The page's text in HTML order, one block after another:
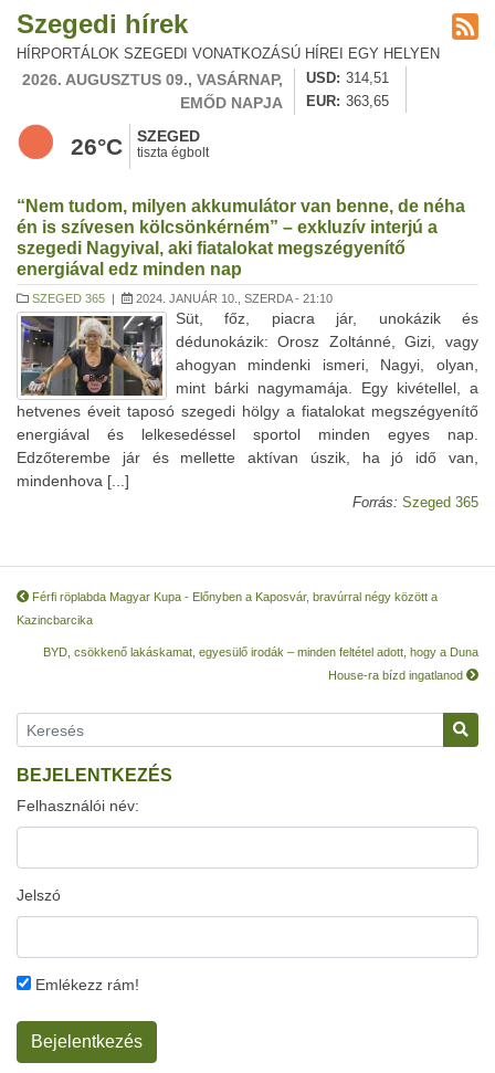
Szegedi hírek
HÍRPORTÁLOK SZEGEDI VONATKOZÁSÚ HÍREI EGY HELYEN
2026. AUGUSZTUS 09., VASÁRNAP,
EMŐD NAPJA
USD
314,51
EUR
363,65
26°C SZEGED
tiszta égbolt
“Nem tudom, milyen akkumulátor van benne, de néha
én is szívesen kölcsönkérném” – exkluzív interjú a
szegedi Nagyival, aki fiatalokat megszégyenítő
energiával edz minden nap
SZEGED 365 | 2024. JANUÁR 10., SZERDA - 21:10
Süt, főz, piacra jár, unokázik és
dédunokázik: Orosz Zoltánné, Gizi, vagy
ahogyan mindenki ismeri, Nagyi, olyan,
mint bárki nagymamája. Egy kivétellel, a
hetvenes éveit taposó szegedi hölgy a fiatalokat megszégyenítő
energiával és lelkesedéssel sportol minden egyes nap.
Edzőterembe jár és mellette aktívan úszik, ha jó idő van,
mindenhova [...]
Forrás: Szeged 365
Férfi röplabda Magyar Kupa - Előnyben a Kaposvár, bravúrral négy között a
Kazincbarcika
BYD, csökkenő lakáskamat, egyesülő irodák – minden feltétel adott, hogy a Duna
House-ra bízd ingatlanod
BEJELENTKEZÉS
Felhasználói név:
Jelszó
Emlékezz rám!